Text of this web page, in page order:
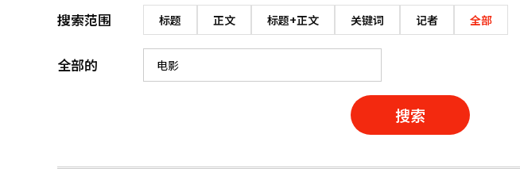
搜索范围 标题 正文 标题+正文 关键词 记者 全部
全部的
搜索